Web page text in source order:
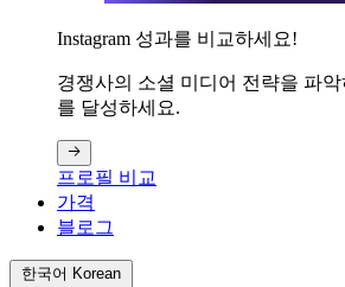
Instagram 성과를 비교하세요!
경쟁사의 소셜 미디어 전략을 파
를 달성하세요.
프로필 비교
가격
블로그